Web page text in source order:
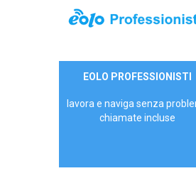
35,00 €/mese
EOLO PROFESSIONISTI
lavora e naviga senza
chiamate incluse